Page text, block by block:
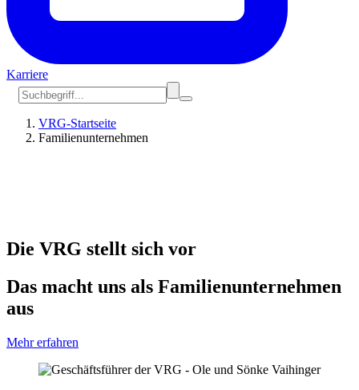
Karriere
VRG-Startseite
Familienunternehmen
Die VRG stellt sich vor
Das macht uns als Familienunternehmen
aus
Mehr erfahren